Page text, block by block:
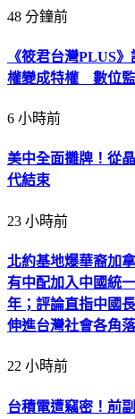
48 分鐘前
《筱君台灣PLUS
權變成特權 數位
6 小時前
美中全面攤牌！從
代結束
23 小時前
北約基地爆華裔加
有中配加入中國統
年；評論直指中國
伸進台灣社會各角落
22 小時前
台積電遭竊密！前